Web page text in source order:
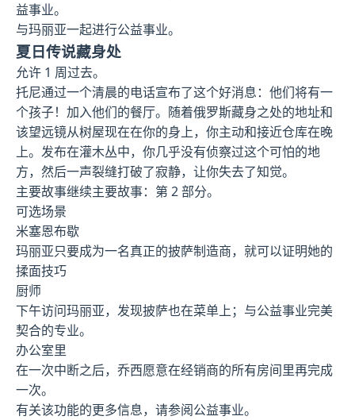
益事业。
与玛丽亚一起进行公益事业。
夏日传说藏身处
允许 1 周过去。
托尼通过一个清晨的电话宣布了这个好消息：他们将有一
个孩子！加入他们的餐厅。随着俄罗斯藏身之处的地址和
该望远镜从树屋现在在你的身上，你主动和接近仓库在晚
上。发布在灌木丛中，你几乎没有侦察过这个可怕的地
方，然后一声裂缝打破了寂静，让你失去了知觉。
主要故事继续主要故事：第 2 部分。
可选场景
米塞恩布歇
玛丽亚只要成为一名真正的披萨制造商，就可以证明她的
揉面技巧
厨师
下午访问玛丽亚，发现披萨也在菜单上；与公益事业完美
契合的专业。
办公室里
在一次中断之后，乔西愿意在经销商的所有房间里再完成
一次。
有关该功能的更多信息，请参阅公益事业。